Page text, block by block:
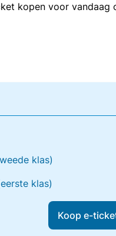
kopen voor
klas)
klas)
Koop e-